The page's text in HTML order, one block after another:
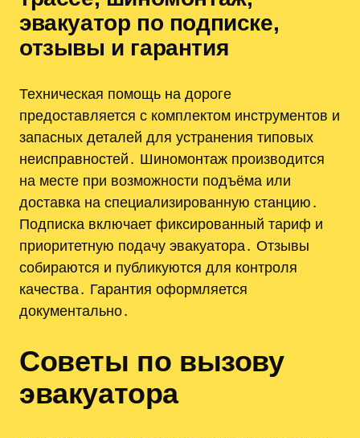
эвакуатор по подписке,
отзывы и гарантия
Техническая помощь на дороге
предоставляется с комплектом инструментов и
запасных деталей для устранения типовых
неисправностей․ Шиномонтаж производится
на месте при возможности подъёма или
доставка на специализированную станцию․
Подписка включает фиксированный тариф и
приоритетную подачу эвакуатора․ Отзывы
собираются и публикуются для контроля
качества․ Гарантия оформляется
документально․
Советы по вызову
эвакуатора